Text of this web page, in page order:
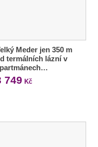
Meder jen 350 m
termálních lázní v
749 Kč